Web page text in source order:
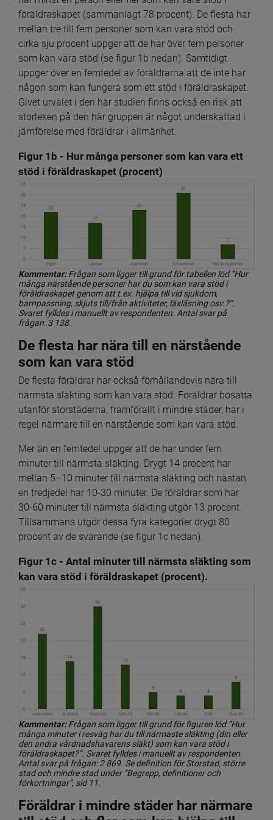
föräldraskapet (sammanlagt 78 procent). De flesta har
mellan tre till fem personer som kan vara stöd och
cirka sju procent uppger att de har över fem personer
som kan vara stöd (se figur 1b nedan). Samtidigt
uppger över en femtedel av föräldrarna att de inte har
någon som kan fungera som ett stöd i föräldraskapet.
Givet urvalet i den här studien finns också en risk att
storleken på den här gruppen är något underskattad i
jämförelse med föräldrar i allmänhet.
Figur 1b - Hur många personer som kan vara ett
stöd i föräldraskapet (procent)
Kommentar: Frågan som ligger till grund för tabellen löd ”Hur
många närstående personer har du som kan vara stöd i
föräldraskapet genom att t.ex. hjälpa till vid sjukdom,
barnpassning, skjuts till/från aktiviteter, läxläsning osv.?”.
Svaret fylldes i manuellt av respondenten. Antal svar på
frågan: 3 138.
De flesta har nära till en närstående
som kan vara stöd
De flesta föräldrar har också förhållandevis nära till
närmsta släkting som kan vara stöd. Föräldrar bosatta
utanför storstäderna, framförallt i mindre städer, har i
regel närmare till en närstående som kan vara stöd.
Mer än en femtedel uppger att de har under fem
minuter till närmsta släkting. Drygt 14 procent har
mellan 5–10 minuter till närmsta släkting och nästan
en tredjedel har 10-30 minuter. De föräldrar som har
30-60 minuter till närmsta släkting utgör 13 procent.
Tillsammans utgör dessa fyra kategorier drygt 80
procent av de svarande (se figur 1c nedan).
Figur 1c - Antal minuter till närmsta släkting som
kan vara stöd i föräldraskapet (procent).
Kommentar: Frågan som ligger till grund för figuren löd ”Hur
många minuter i resväg har du till närmaste släkting (din eller
den andra vårdnadshavarens släkt) som kan vara stöd i
föräldraskapet?”. Svaret fylldes i manuellt av respondenten.
Antal svar på frågan: 2 869. Se definition för Storstad, större
stad och mindre stad under ”Begrepp, definitioner och
förkortningar”, sid 11.
Föräldrar i mindre städer har närmare